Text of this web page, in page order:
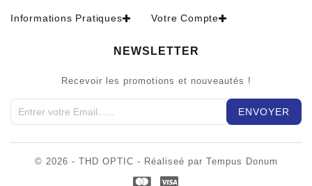
Informations Pratiques Votre Compte
NEWSLETTER
Recevoir les promotions et nouveautés !
© 2026 - THD OPTIC - Réaliseé par Tempus Donum